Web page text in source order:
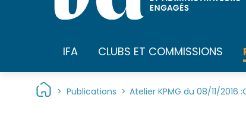
IFA CLUBS ET COMMISSIONS
> Publications > Atelier KPMG du 08/11/